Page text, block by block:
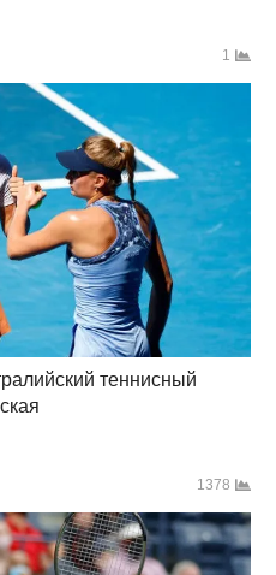
1
теннисный
1378